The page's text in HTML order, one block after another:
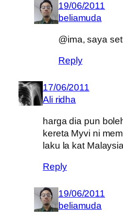
19/06/2011
beliamuda
@ima, saya
Reply
17/06/2011
Ali ridha
harga dia pun
kereta Myvi ni
laku la kat
Reply
19/06/2011
beliamuda